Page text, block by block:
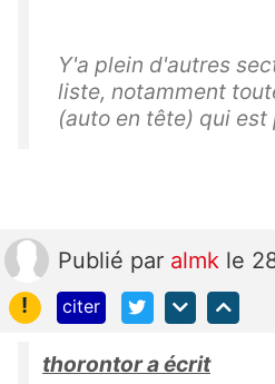
Y'a plein d'autres
liste, notamment
(auto en tête) qui
Publié par almk le
!
citer
thorontor a écrit